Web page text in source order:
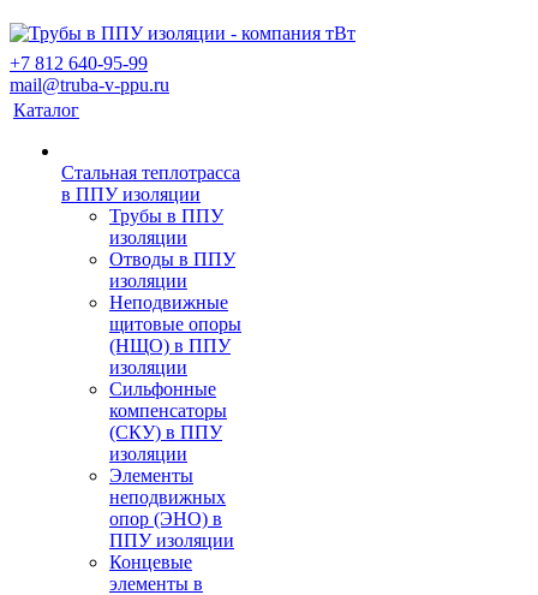
+7 812 640-95-99
mail@truba-v-ppu.ru
Каталог
Стальная теплотрасса
в ППУ изоляции
Трубы в ППУ
изоляции
Отводы в ППУ
изоляции
Неподвижные
щитовые опоры
(НЩО) в ППУ
изоляции
Cильфонные
компенсаторы
(СКУ) в ППУ
изоляции
Элементы
неподвижных
опор (ЭНО) в
ППУ изоляции
Концевые
элементы в